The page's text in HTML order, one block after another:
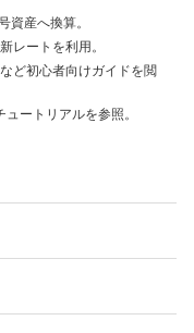
資産へ換算。
レートを利用。
ど初心者向けガイドを閲
ートリアルを参照。